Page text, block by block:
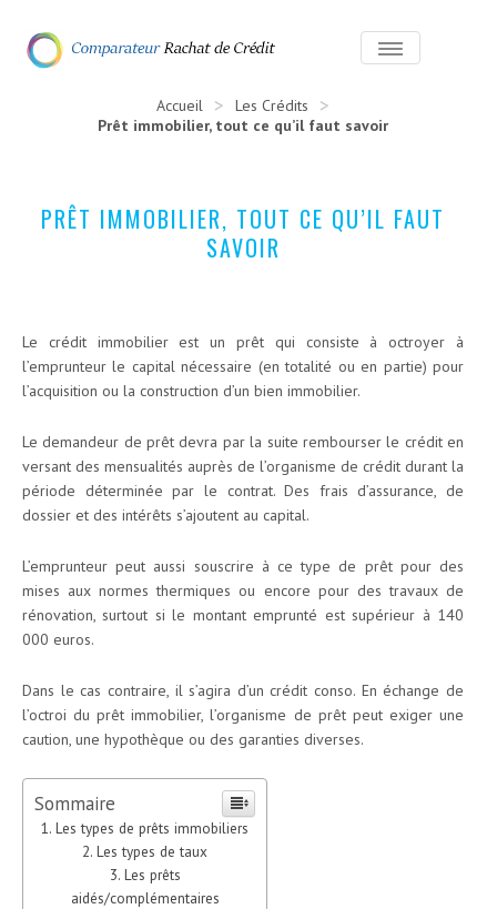
Accueil > Les Crédits >
Prêt immobilier, tout ce qu’il faut savoir
PRÊT IMMOBILIER, TOUT CE QU’IL FAUT
SAVOIR
Le crédit immobilier est un prêt qui consiste à octroyer à
l’emprunteur le capital nécessaire (en totalité ou en partie) pour
l’acquisition ou la construction d’un bien immobilier.
Le demandeur de prêt devra par la suite rembourser le crédit en
versant des mensualités auprès de l’organisme de crédit durant la
période déterminée par le contrat. Des frais d’assurance, de
dossier et des intérêts s’ajoutent au capital.
L’emprunteur peut aussi souscrire à ce type de prêt pour des
mises aux normes thermiques ou encore pour des travaux de
rénovation, surtout si le montant emprunté est supérieur à 140
000 euros.
Dans le cas contraire, il s’agira d’un crédit conso. En échange de
l’octroi du prêt immobilier, l’organisme de prêt peut exiger une
caution, une hypothèque ou des garanties diverses.
Sommaire
Les types de prêts immobiliers
Les types de taux
Les prêts
aidés/complémentaires